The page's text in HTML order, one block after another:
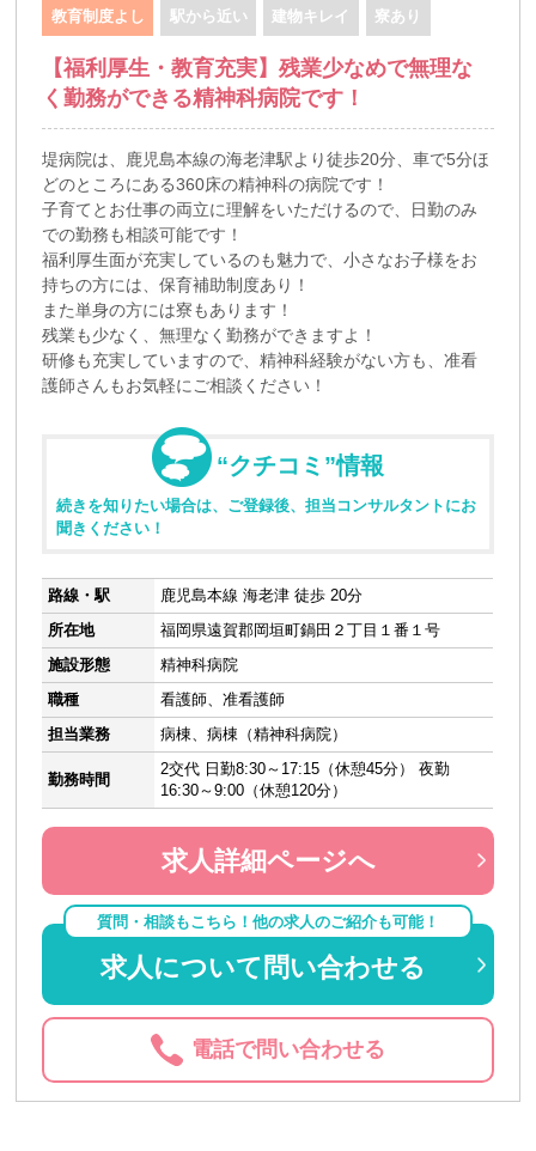
教育制度よし 駅から近い 建物キレイ 寮あり
【福利厚生・教育充実】残業少なめで無理な
く勤務ができる精神科病院です！
堤病院は、鹿児島本線の海老津駅より徒歩20分、車で5分ほ
どのところにある360床の精神科の病院です！
子育てとお仕事の両立に理解をいただけるので、日勤のみ
での勤務も相談可能です！
福利厚生面が充実しているのも魅力で、小さなお子様をお
持ちの方には、保育補助制度あり！
また単身の方には寮もあります！
残業も少なく、無理なく勤務ができますよ！
研修も充実していますので、精神科経験がない方も、准看
護師さんもお気軽にご相談ください！
“クチコミ”情報
続きを知りたい場合は、ご登録後、担当コンサルタントにお
聞きください！
路線・駅
鹿児島本線 海老津 徒歩 20分
所在地
福岡県遠賀郡岡垣町鍋田２丁目１番１号
施設形態
精神科病院
職種
看護師、准看護師
担当業務
病棟、病棟（精神科病院）
勤務時間
2交代 日勤8:30～17:15（休憩45分） 夜勤
16:30～9:00（休憩120分）
求人詳細ページへ
質問・相談もこちら！他の求人のご紹介も可能！
求人について問い合わせる
電話で問い合わせる